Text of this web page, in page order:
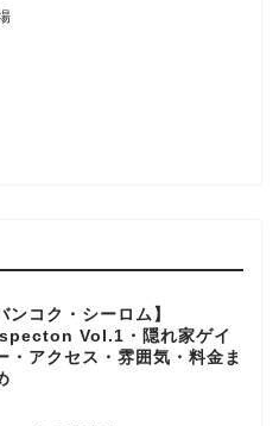
ンコク・シーロム】
Vol.1・隠れ家ゲイ
・アクセス・雰囲気・料金ま